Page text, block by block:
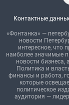
Контактные
«Фонтанка» —
новости
интересное, что
наиболее значимые
новости бизнеса,
Политика и
финансы и работа,
которые
политическое
аудитория —